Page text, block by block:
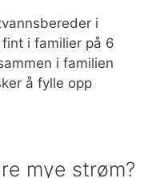
i
i familier på 6
i familien
å fylle opp
mye strøm?